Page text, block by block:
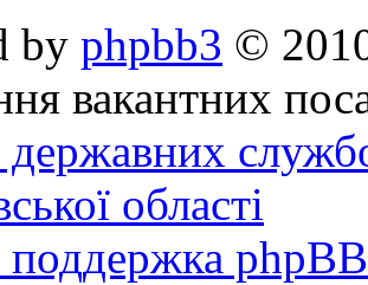
by phpbb3 ©
вакантних
державних
області
поддержка phpBB